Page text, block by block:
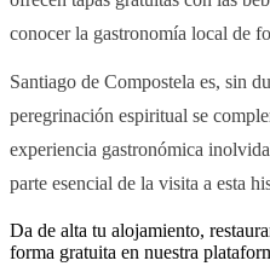
conocer la gastronomía local de
Santiago de Compostela es, sin
peregrinación espiritual se
experiencia gastronómica
parte esencial de la visita a esta
Da de alta tu alojamiento,
forma gratuita en nuestra